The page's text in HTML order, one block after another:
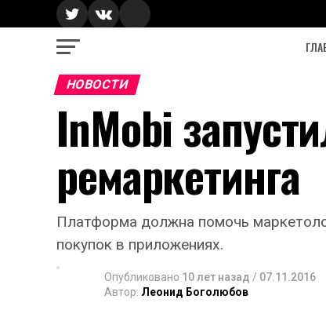
НОВОСТИ
InMobi
ремаркетинга
Платформа должна помочь
покупок в приложениях.
Опубликовано 10 лет назад / 07.11.2016
Автор: Леонид Боголюбов